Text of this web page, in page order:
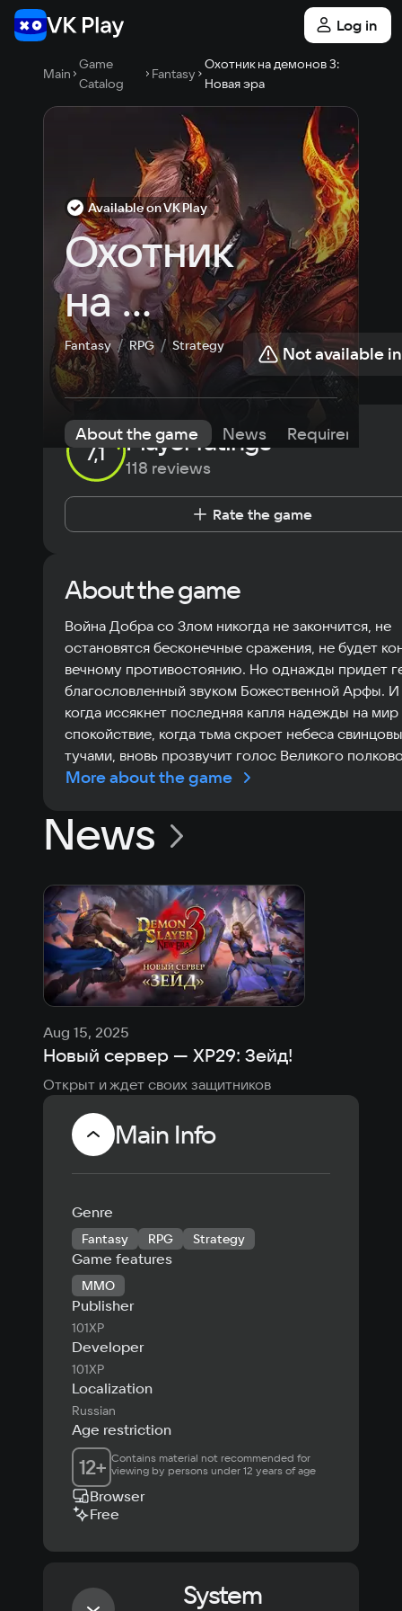
Log in
Main
Game
Catalog
Fantasy
Охотник на демонов 3:
Новая эра
Available on VK Play
Охотник
на
демонов
3: Новая
эра
Fantasy RPG Strategy Not available
About the game News Requirements
7,1 Player ratings
118 reviews
Rate the game
About the game
Война Добра со Злом никогда не закончится, не
остановятся бесконечные сражения, не будет
вечному противостоянию. Но однажды придет
благословленный звуком Божественной Арфы. И
когда иссякнет последняя капля надежды на мир
спокойствие, когда тьма скроет небеса
тучами, вновь прозвучит голос Великого
More about the game
News
Aug 15, 2025
Новый сервер — XP29: Зейд!
Открыт и ждет своих защитников
Main Info
Genre
Fantasy RPG Strategy
Game features
MMO
Publisher
101XP
Developer
101XP
Localization
Russian
Age restriction
12+ Contains material not recommended for
viewing by persons under 12 years of age
Browser
Free
System